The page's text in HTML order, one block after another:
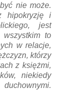
nie może.
hipokryzję i
jest
wszystkim to
w relacje,
którzy
z księżmi,
niekiedy